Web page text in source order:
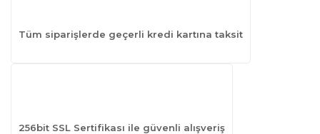
Tüm siparişlerde geçerli kredi kartına taksit
256bit SSL Sertifikası ile güvenli alışveriş